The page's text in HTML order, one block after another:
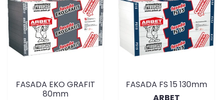
FASADA EKO GRAFIT
80mm
FASADA FS 15 130mm